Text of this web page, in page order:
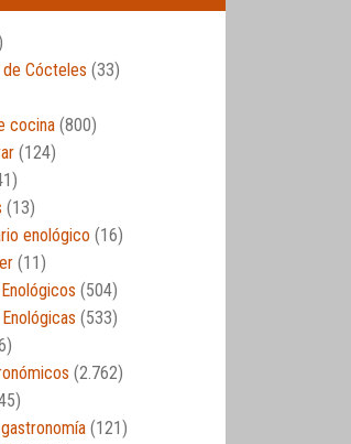
de Cócteles (33)
cocina (800)
(124)
(13)
enológico (16)
(11)
(504)
(533)
(2.762)
(121)